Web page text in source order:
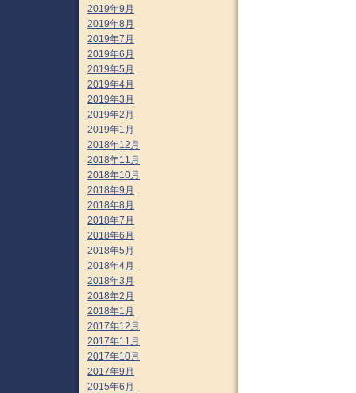
2019年9月
2019年8月
2019年7月
2019年6月
2019年5月
2019年4月
2019年3月
2019年2月
2019年1月
2018年12月
2018年11月
2018年10月
2018年9月
2018年8月
2018年7月
2018年6月
2018年5月
2018年4月
2018年3月
2018年2月
2018年1月
2017年12月
2017年11月
2017年10月
2017年9月
2015年6月